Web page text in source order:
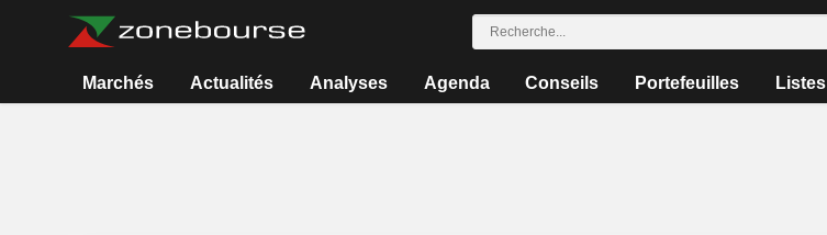
Marchés Actualités Analyses Agenda Conseils Portefeuilles Listes